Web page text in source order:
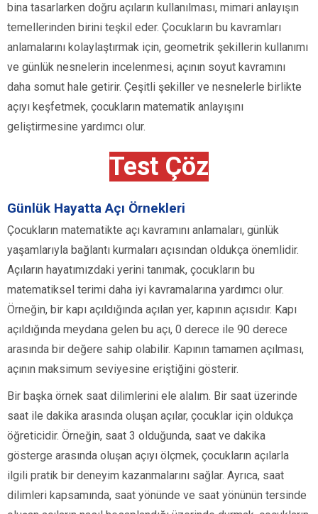
bina tasarlarken doğru açıların kullanılması, mimari anlayışın
temellerinden birini teşkil eder. Çocukların bu kavramları
anlamalarını kolaylaştırmak için, geometrik şekillerin kullanımı
ve günlük nesnelerin incelenmesi, açının soyut kavramını
daha somut hale getirir. Çeşitli şekiller ve nesnelerle birlikte
açıyı keşfetmek, çocukların matematik anlayışını
geliştirmesine yardımcı olur.
Test Çöz
Günlük Hayatta Açı Örnekleri
Çocukların matematikte açı kavramını anlamaları, günlük
yaşamlarıyla bağlantı kurmaları açısından oldukça önemlidir.
Açıların hayatımızdaki yerini tanımak, çocukların bu
matematiksel terimi daha iyi kavramalarına yardımcı olur.
Örneğin, bir kapı açıldığında açılan yer, kapının açısıdır. Kapı
açıldığında meydana gelen bu açı, 0 derece ile 90 derece
arasında bir değere sahip olabilir. Kapının tamamen açılması,
açının maksimum seviyesine eriştiğini gösterir.
Bir başka örnek saat dilimlerini ele alalım. Bir saat üzerinde
saat ile dakika arasında oluşan açılar, çocuklar için oldukça
öğreticidir. Örneğin, saat 3 olduğunda, saat ve dakika
gösterge arasında oluşan açıyı ölçmek, çocukların açılarla
ilgili pratik bir deneyim kazanmalarını sağlar. Ayrıca, saat
dilimleri kapsamında, saat yönünde ve saat yönünün tersinde